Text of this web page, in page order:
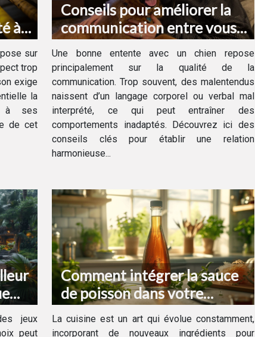
à
sur
trop
exige
la
à ses
de cet
Conseils pour améliorer la
communication entre vous
et votre chien
Une bonne entente avec un chien repose
principalement sur la qualité de la
communication. Trop souvent, des malentendus
naissent d’un langage corporel ou verbal mal
interprété, ce qui peut entraîner des
comportements inadaptés. Découvrez ici des
conseils clés pour établir une relation
harmonieuse...
jeux
peut
Comment intégrer la sauce
de poisson dans votre
cuisine quotidienne
La cuisine est un art qui évolue constamment,
incorporant de nouveaux ingrédients pour